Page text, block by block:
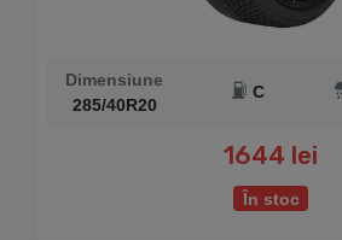
Dimensiune
285/40R20
C
1644 lei
În stoc